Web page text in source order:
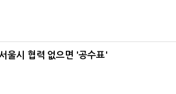
울시 협력 없으면 '공수표'